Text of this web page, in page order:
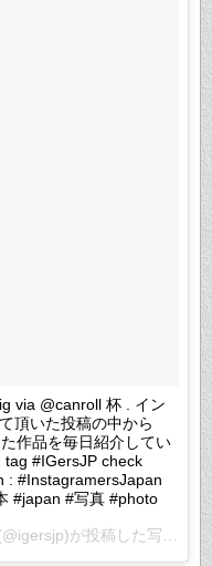
via @canroll 杯 . イン
頂いた投稿の中から
作品を毎日紹介してい
tag #IGersJP check
: #InstagramersJapan
#japan #写真 #photo
instagramersJapan ☺︎ IGersJPさん(@igersjp)が投稿した写真 –